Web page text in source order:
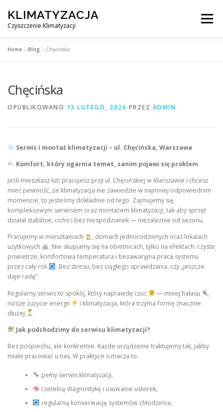
treści
KLIMATYZACJA
Czyszczenie Klimatyzacji
Menu
OBSŁUGIWANE MIASTA POD WARSZAWĄ
Home »Blog »Chęcińska
Chęcińska
OPUBLIKOWANO 13 LUTEGO, 2026 PRZEZ ADMIN
Serwis i montaż klimatyzacji – ul. Chęcińska, Warszawa
Komfort, który ogarnia temat, zanim pojawi się problem
Jeśli mieszkasz lub pracujesz przy ul. Chęcińskiej w Warszawie i chcesz
mieć pewność, że klimatyzacja nie zawiedzie w najmniej odpowiednim
momencie, to jesteśmy dokładnie od tego. Zajmujemy się
kompleksowym serwisem oraz montażem klimatyzacji, tak aby sprzęt
działał stabilnie, cicho i bez niespodzianek — niezależnie od sezonu.
Pracujemy w mieszkaniach
, domach jednorodzinnych oraz lokalach
użytkowych
. Nie skupiamy się na obietnicach, tylko na efektach: czyste
powietrze, komfortowa temperatura i bezawaryjna praca systemu
przez cały rok
. Bez stresu, bez ciągłego sprawdzania, czy „jeszcze
daje radę”.
Regularny serwis to spokój, który naprawdę czuć
— mniej hałasu
,
niższe zużycie energii
i klimatyzacja, która trzyma formę znacznie
dłużej
.
Jak podchodzimy do serwisu klimatyzacji?
Bez pośpiechu, ale konkretnie. Każde urządzenie traktujemy tak, jakby
miało pracować u nas. W praktyce oznacza to:
pełny serwis klimatyzacji,
rzetelną diagnostykę i usuwanie usterek,
regularną konserwację systemów chłodzenia,